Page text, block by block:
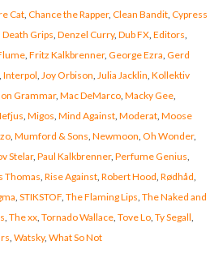
Cat, Chance the Rapper, Clean Bandit, Cypress
Death Grips Denzel Curry, Dub FX, Editors
, Fritz Kalkbrenner, George Ezra Gerd
Interpol Joy Orbison Julia Jacklin Kollektiv
Grammar, Mac DeMarco, Macky Gee,
Migos Mind Against, Moderat, Moose
, Mumford & Sons Newmoon Oh Wonder,
Stelar, Paul Kalkbrenner, Perfume Genius
Thomas Rise Against, Robert Hood Rødhåd
STIKSTOF, The Flaming Lips The Naked and
The xx, Tornado Wallace, Tove Lo, Ty Segall
Watsky, What So Not